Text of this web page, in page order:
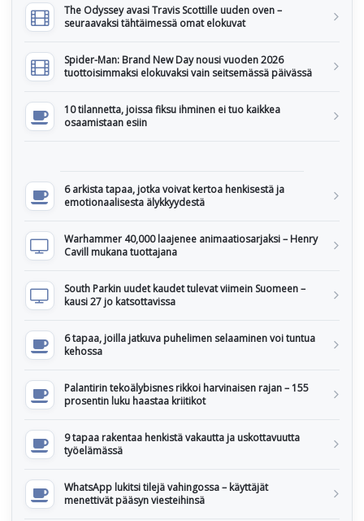
The Odyssey avasi Travis Scottille uuden oven –
seuraavaksi tähtäimessä omat elokuvat
Spider-Man: Brand New Day nousi vuoden 2026
tuottoisimmaksi elokuvaksi vain seitsemässä päivässä
10 tilannetta, joissa fiksu ihminen ei tuo kaikkea
osaamistaan esiin
6 arkista tapaa, jotka voivat kertoa henkisestä ja
emotionaalisesta älykkyydestä
Warhammer 40,000 laajenee animaatiosarjaksi – Henry
Cavill mukana tuottajana
South Parkin uudet kaudet tulevat viimein Suomeen –
kausi 27 jo katsottavissa
6 tapaa, joilla jatkuva puhelimen selaaminen voi tuntua
kehossa
Palantirin tekoälybisnes rikkoi harvinaisen rajan – 155
prosentin luku haastaa kriitikot
9 tapaa rakentaa henkistä vakautta ja uskottavuutta
työelämässä
WhatsApp lukitsi tilejä vahingossa – käyttäjät
menettivät pääsyn viesteihinsä